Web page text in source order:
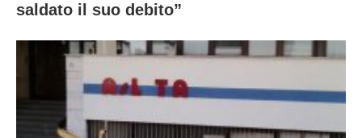
saldato il suo debito”